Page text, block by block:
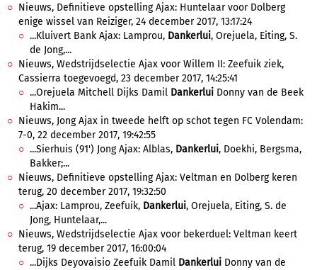
Nieuws, Definitieve opstelling Ajax: Huntelaar voor Dolberg
enige wissel van Reiziger, 24 december 2017, 13:17:24
...Kluivert Bank Ajax: Lamprou, Dankerlui, Orejuela, Eiting, S.
de Jong,...
Nieuws, Wedstrijdselectie Ajax voor Willem II: Zeefuik ziek,
Cassierra toegevoegd, 23 december 2017, 14:25:41
...Orejuela Mitchell Dijks Damil Dankerlui Donny van de Beek
Hakim...
Nieuws, Jong Ajax in tweede helft op schot tegen FC Volendam:
7-0, 22 december 2017, 19:42:55
...Sierhuis (91') Jong Ajax: Alblas, Dankerlui, Doekhi, Bergsma,
Bakker;...
Nieuws, Definitieve opstelling Ajax: Veltman en Dolberg keren
terug, 20 december 2017, 19:32:50
...Ajax: Lamprou, Zeefuik, Dankerlui, Orejuela, Eiting, S. de
Jong, Huntelaar,...
Nieuws, Wedstrijdselectie Ajax voor bekerduel: Veltman keert
terug, 19 december 2017, 16:00:04
...Dijks Deyovaisio Zeefuik Damil Dankerlui Donny van de